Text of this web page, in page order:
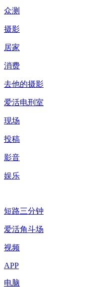
众测
摄影
居家
消费
去他的摄影
爱活电刑室
现场
投稿
影音
娱乐
短路三分钟
爱活角斗场
视频
APP
电脑